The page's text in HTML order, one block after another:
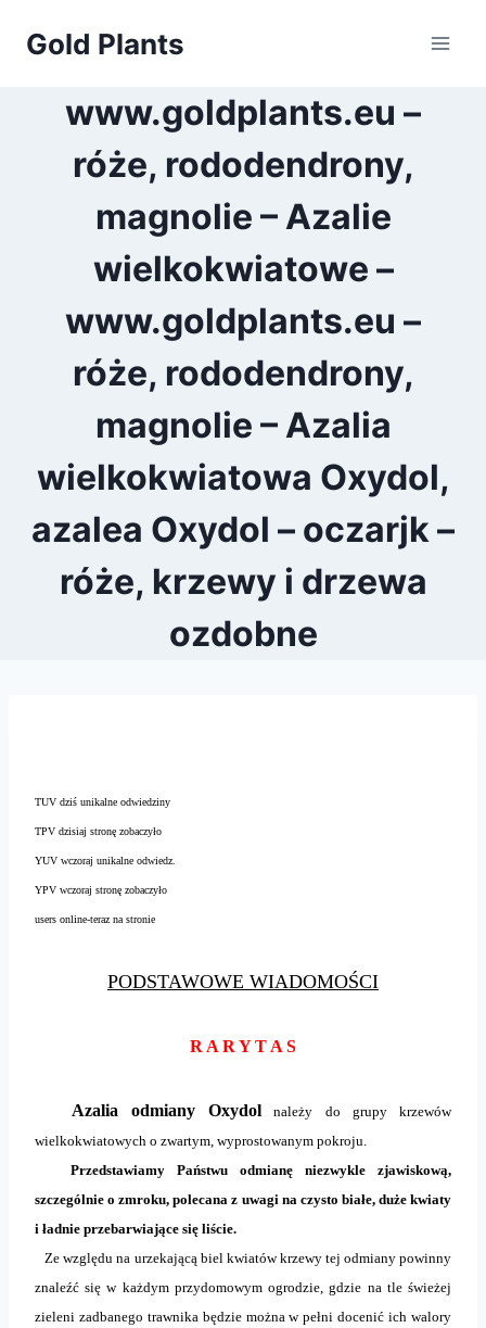
Gold Plants
www.goldplants.eu –
róże, rododendrony,
magnolie – Azalie
wielkokwiatowe –
www.goldplants.eu –
róże, rododendrony,
magnolie – Azalia
wielkokwiatowa Oxydol,
azalea Oxydol – oczarjk –
róże, krzewy i drzewa
ozdobne
TUV dziś unikalne odwiedziny
TPV dzisiaj stronę zobaczyło
YUV wczoraj unikalne odwiedz.
YPV wczoraj stronę zobaczyło
users online-teraz na stronie
PODSTAWOWE WIADOMOŚCI
R A R Y T A S
Azalia odmiany Oxydol należy do grupy krzewów
wielkokwiatowych o zwartym, wyprostowanym pokroju.
Przedstawiamy Państwu odmianę niezwykle zjawiskową,
szczególnie o zmroku, polecana z uwagi na czysto białe, duże kwiaty
i ładnie przebarwiające się liście.
Ze względu na urzekającą biel kwiatów krzewy tej odmiany powinny
znaleźć się w każdym przydomowym ogrodzie, gdzie na tle świeżej
zieleni zadbanego trawnika będzie można w pełni docenić ich walory